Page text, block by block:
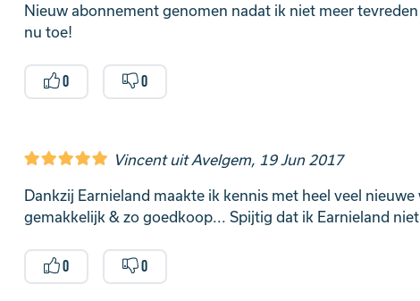
Nieuw abonnement genomen nadat ik niet meer
nu toe!
0 0
Vincent uit Avelgem, 19 Jun 2017
Dankzij Earnieland maakte ik kennis met heel veel
gemakkelijk & zo goedkoop... Spijtig dat ik Earnieland
0 0